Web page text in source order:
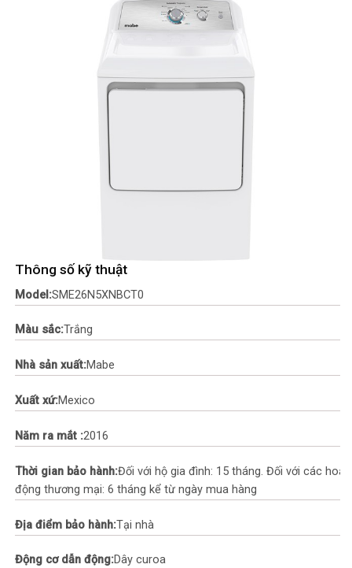
Thông số kỹ thuật
Model:SME26N5XNBCT0
Màu sắc:Trắng
Nhà sản xuất:Mabe
Xuất xứ:Mexico
Năm ra mắt :2016
Thời gian bảo hành:Đối với hộ gia đình: 15 tháng. Đối với các hoạt
động thương mại: 6 tháng kể từ ngày mua hàng
Địa điểm bảo hành:Tại nhà
Động cơ dẫn động:Dây curoa